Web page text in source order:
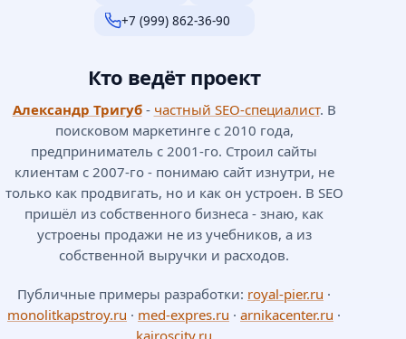
+7 (999) 862-36-90
Кто ведёт проект
Александр Тригуб- частный SEO-специалист. В
поисковом маркетинге с 2010 года,
предприниматель с 2001-го. Строил сайты
клиентам с 2007-го - понимаю сайт изнутри, не
только как продвигать, но и как он устроен. В SEO
пришёл из собственного бизнеса - знаю, как
устроены продажи не из учебников, а из
собственной выручки и расходов.
Публичные примеры разработки: royal-pier.ru ·
monolitkapstroy.ru · med-expres.ru · arnikacenter.ru ·